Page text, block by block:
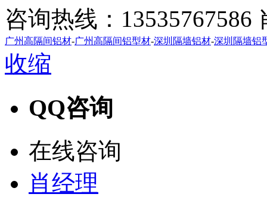
咨询热线：13535767586
广州高隔间铝材-广州高隔间铝型材-深圳隔墙铝材-深圳隔墙铝
收缩
QQ咨询
在线咨询
肖经理